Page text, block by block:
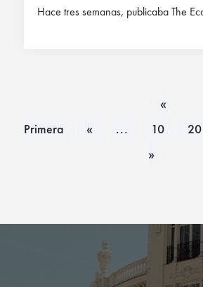
Hace tres semanas, publicaba The
«
Primera
« ... 10 20
»